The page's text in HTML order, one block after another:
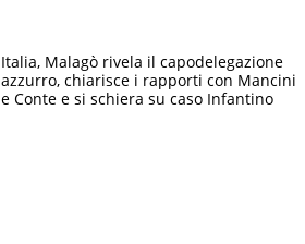
Italia, Malagò rivela il capodelegazione
azzurro, chiarisce i rapporti con Mancini
e Conte e si schiera su caso Infantino